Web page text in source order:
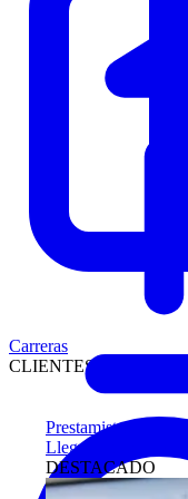
Prestamistas
Llegue antes a
DESTACADO
Carreras
CLIENTES